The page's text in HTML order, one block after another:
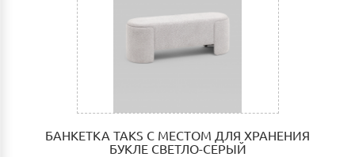
БАНКЕТКА TAKS С МЕСТОМ ДЛЯ ХРАНЕНИЯ
БУКЛЕ СВЕТЛО-СЕРЫЙ